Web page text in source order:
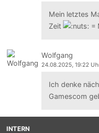
Mein letztes
Zeit
Wolfgang
24.08.2025, 19:22
Ich denke
Gamescom
INTERN